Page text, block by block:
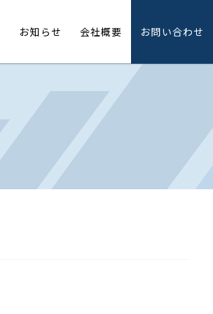
お知らせ 会社概要 お問い合わせ